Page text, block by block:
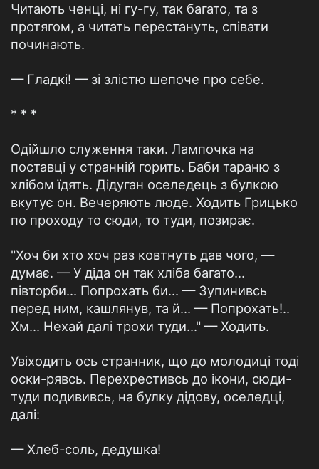
Читають ченці, ні гу-гу, так багато, та з
протягом, а читать перестануть, співати
починають.
— Гладкі! — зі злістю шепоче про себе.
* * *
Одійшло служення таки. Лампочка на
поставці у странній горить. Баби тараню з
хлібом їдять. Дідуган оселедець з булкою
вкутує он. Вечеряють люде. Ходить Грицько
по проходу то сюди, то туди, позирає.
"Хоч би хто хоч раз ковтнуть дав чого, —
думає. — У діда он так хліба багато...
півторби... Попрохать би... — Зупинивсь
перед ним, кашлянув, та й... — Попрохать!..
Хм... Нехай далі трохи туди..." — Ходить.
Увіходить ось странник, що до молодиці тоді
оски-рявсь. Перехрестивсь до ікони, сюди-
туди подививсь, на булку дідову, оселедці,
далі:
— Хлеб-соль, дедушка!